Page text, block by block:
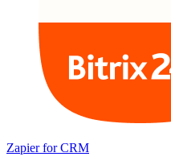
Zapier for CRM